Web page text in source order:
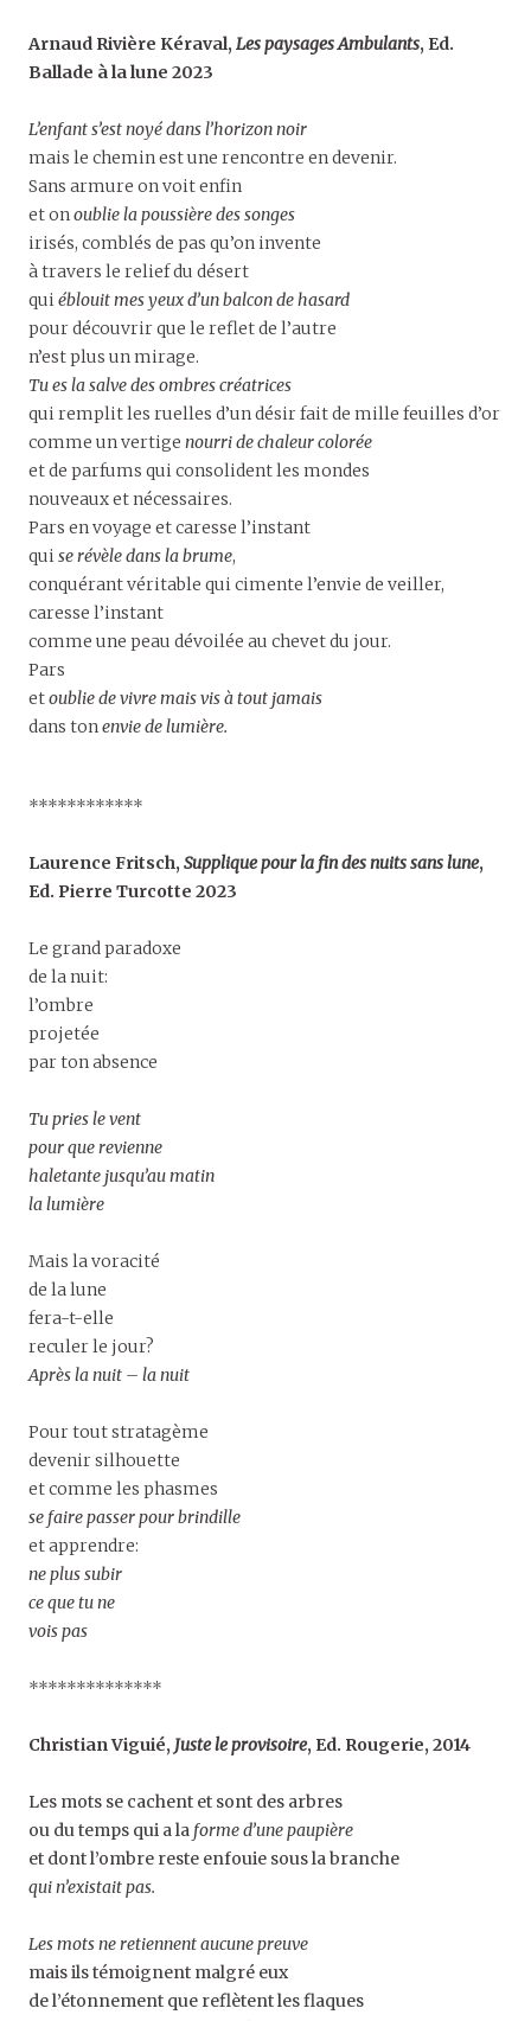
Arnaud Rivière Kéraval, Les paysages Ambulants, Ed.
Ballade à la lune 2023
L’enfant s’est noyé dans l’horizon noir
mais le chemin est une rencontre en devenir.
Sans armure on voit enfin
et onoublie la poussière des songes
irisés, comblés de pas qu’on invente
à travers le relief du désert
quiéblouit mes yeux d’un balcon de hasard
pour découvrir que le reflet de l’autre
n’est plus un mirage.
Tu es la salve des ombres créatrices
qui remplit les ruelles d’un désir fait de mille feuilles d’or
comme un vertige nourri de chaleur colorée
et de parfums qui consolident les mondes
nouveaux et nécessaires.
Pars en voyage et caresse l’instant
quise révèle dans la brume,
conquérant véritable qui cimente l’envie de veiller,
caresse l’instant
comme une peau dévoilée au chevet du jour.
Pars
etoublie de vivre mais vis à tout jamais
dans tonenvie de lumière.
************
Laurence Fritsch, Supplique pour la fin des nuits sans lune,
Ed. Pierre Turcotte 2023
Le grand paradoxe
de la nuit:
l’ombre
projetée
par ton absence
Tu pries le vent
pour que revienne
haletante jusqu’au matin
la lumière
Mais la voracité
de la lune
fera-t-elle
reculer le jour?
Après la nuit – la nuit
Pour tout stratagème
devenir silhouette
et comme les phasmes
se faire passer pour brindille
et apprendre:
ne plus subir
ce que tu ne
vois pas
**************
Christian Viguié, Juste le provisoire, Ed. Rougerie, 2014
Les mots se cachent et sont des arbres
ou du temps qui a la forme d’une paupière
et dont l’ombre reste enfouie sous la branche
qui n’existait pas.
Les mots ne retiennent aucune preuve
mais ils témoignent malgré eux
de l’étonnement que reflètent les flaques